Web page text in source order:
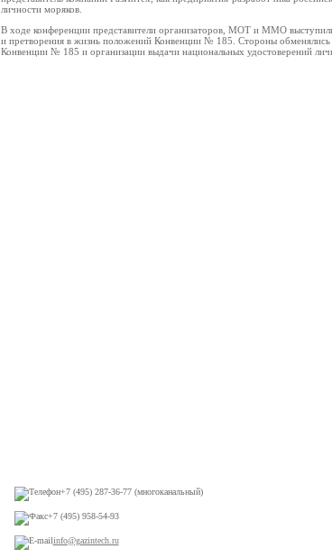
личности моряков.
В ходе конференции представители организаторов, МОТ и ММО
и претворения в жизнь положений Конвенции № 185. Стороны обменялись
Конвенции № 185 и организации выдачи национальных удостоверений
+7 (495) 287-36-77 (многоканальный)
+7 (495) 958-54-93
info@gazintech.ru